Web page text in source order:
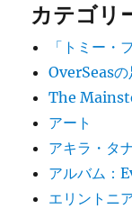
カテゴリ
「トミー・
OverSeasの
The
アート
アキラ・タ
アルバム：
エリントニ